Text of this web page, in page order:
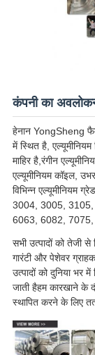
कंपनी का
हेनान YongSheng
में स्थित है, एल्यूमीनियम
माहिर है,रंगीन
एल्यूमीनियम कॉइल,
विभिन्न एल्यूमीनियम
3004, 3005,
6063, 6082,
सभी उत्पादों को तेजी से
गारंटी और पेशेवर
उत्पादों को दुनिया भर में
जाती हैहम कारखाने के
स्थापित करने के लिए